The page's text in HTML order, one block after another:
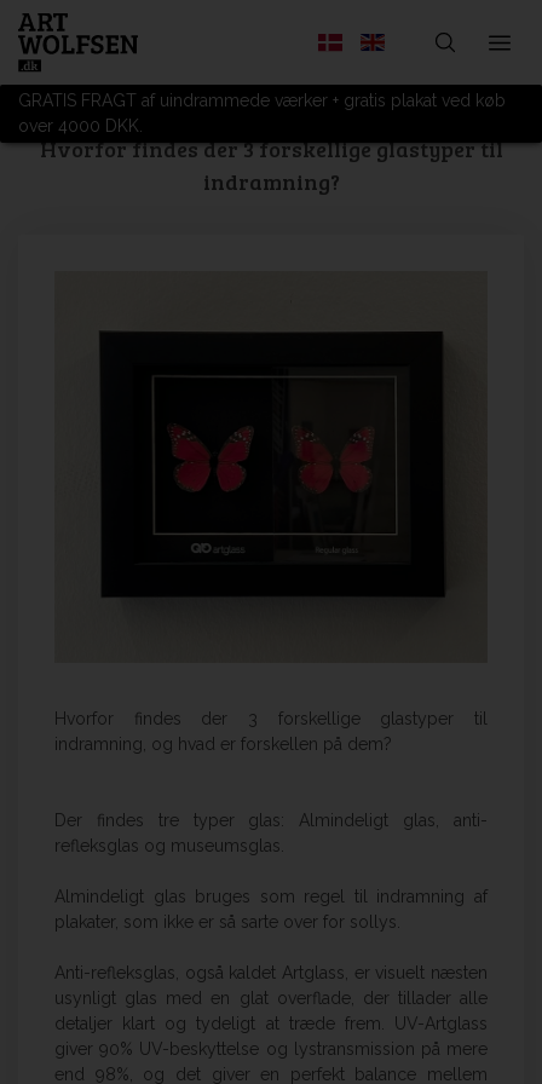
GRATIS FRAGT af uindrammede værker + gratis plakat ved køb
over 4000 DKK.
Hvorfor findes der 3 forskellige glastyper til
indramning?
Hvorfor findes der 3 forskellige glastyper til
indramning, og hvad er forskellen på dem?
Der findes tre typer glas: Almindeligt glas, anti-
refleksglas og museumsglas.
Almindeligt glas bruges som regel til indramning af
plakater, som ikke er så sarte over for sollys.
Anti-refleksglas, også kaldet Artglass, er visuelt næsten
usynligt glas med en glat overflade, der tillader alle
detaljer klart og tydeligt at træde frem. UV-Artglass
giver 90% UV-beskyttelse og lystransmission på mere
end 98%, og det giver en perfekt balance mellem